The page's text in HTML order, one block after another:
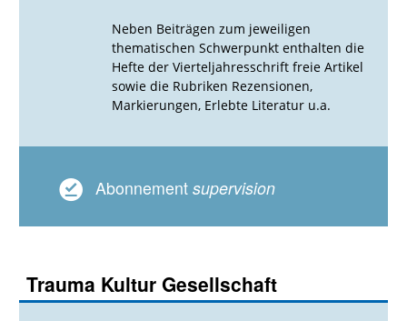
Neben Beiträgen zum jeweiligen
thematischen Schwerpunkt enthalten die
Hefte der Vierteljahresschrift freie Artikel
sowie die Rubriken Rezensionen,
Markierungen, Erlebte Literatur u.a.
Abonnement supervision
Trauma Kultur Gesellschaft